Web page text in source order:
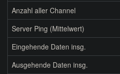
Anzahl aller Channel
Server Ping (Mittelwert)
Eingehende Daten insg.
Ausgehende Daten insg.